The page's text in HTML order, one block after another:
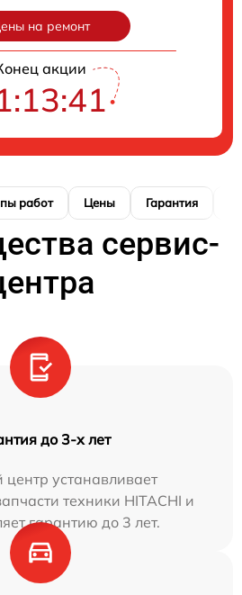
на ремонт
акции
работ Цены Гарантия
сервис-
до 3-х лет
устанавливает
техники HITACHI и
гарантию до 3 лет.